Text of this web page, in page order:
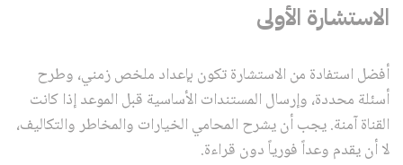
الاستشارة الأولى
أفضل استفادة من الاستشارة تكون بإعداد ملخص زمني، وطرح
أسئلة محددة، وإرسال المستندات الأساسية قبل الموعد إذا كانت
القناة آمنة. يجب أن يشرح المحامي الخيارات والمخاطر والتكاليف،
لا أن يقدم وعداً فورياً دون قراءة.